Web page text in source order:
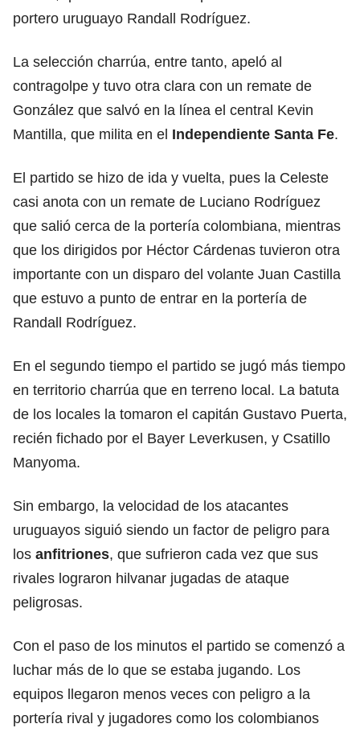
portero uruguayo Randall Rodríguez.
La selección charrúa, entre tanto, apeló al
contragolpe y tuvo otra clara con un remate de
González que salvó en la línea el central Kevin
Mantilla, que milita en el Independiente Santa Fe.
El partido se hizo de ida y vuelta, pues la Celeste
casi anota con un remate de Luciano Rodríguez
que salió cerca de la portería colombiana, mientras
que los dirigidos por Héctor Cárdenas tuvieron otra
importante con un disparo del volante Juan Castilla
que estuvo a punto de entrar en la portería de
Randall Rodríguez.
En el segundo tiempo el partido se jugó más tiempo
en territorio charrúa que en terreno local. La batuta
de los locales la tomaron el capitán Gustavo Puerta,
recién fichado por el Bayer Leverkusen, y Csatillo
Manyoma.
Sin embargo, la velocidad de los atacantes
uruguayos siguió siendo un factor de peligro para
los anfitriones, que sufrieron cada vez que sus
rivales lograron hilvanar jugadas de ataque
peligrosas.
Con el paso de los minutos el partido se comenzó a
luchar más de lo que se estaba jugando. Los
equipos llegaron menos veces con peligro a la
portería rival y jugadores como los colombianos